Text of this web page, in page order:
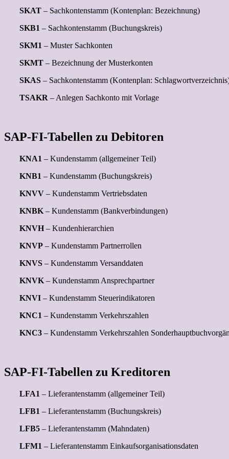
SKAT – Sachkontenstamm (Kontenplan: Bezeichnung)
SKB1 – Sachkontenstamm (Buchungskreis)
SKM1 – Muster Sachkonten
SKMT – Bezeichnung der Musterkonten
SKAS – Sachkontenstamm (Kontenplan:
TSAKR – Anlegen Sachkonto mit Vorlage
SAP-FI-Tabellen zu Debitoren
KNA1 – Kundenstamm (allgemeiner Teil)
KNB1 – Kundenstamm (Buchungskreis)
KNVV – Kundenstamm Vertriebsdaten
KNBK – Kundenstamm (Bankverbindungen)
KNVH– Kundenhierarchien
KNVP – Kundenstamm Partnerrollen
KNVS – Kundenstamm Versanddaten
KNVK – Kundenstamm Ansprechpartner
KNVI – Kundenstamm Steuerindikatoren
KNC1 – Kundenstamm Verkehrszahlen
KNC3 – Kundenstamm Verkehrszahlen
SAP-FI-Tabellen zu Kreditoren
LFA1 – Lieferantenstamm (allgemeiner Teil)
LFB1 – Lieferantenstamm (Buchungskreis)
LFB5 – Lieferantenstamm (Mahndaten)
LFM1 – Lieferantenstamm Einkaufsorganisationsdaten